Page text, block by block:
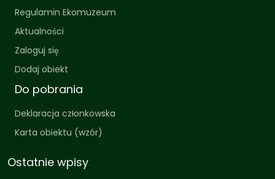
Regulamin Ekomuzeum
Aktualności
Zaloguj się
Dodaj obiekt
Do pobrania
Deklaracja członkowska
Karta obiektu (wzór)
Ostatnie wpisy